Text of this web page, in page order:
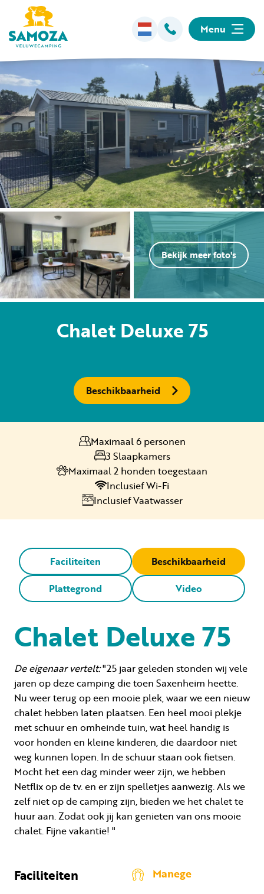
Menu
Overnachten
Faciliteiten
Animatie
Omgeving
Informatie
Kamperen
Huren
Particulier huren
+31 (0) 577 411 283
Gastinformatie
Contact
Werken bij
Mijn Samoza
Bekijk meer foto's
Chalet Deluxe 75
Beschikbaarheid
Maximaal 6 personen
3 Slaapkamers
Maximaal 2 honden toegestaan
Inclusief Wi-Fi
Inclusief Vaatwasser
Faciliteiten
Beschikbaarheid
Plattegrond
Video
Chalet Deluxe 75
De eigenaar vertelt:"25 jaar geleden stonden wij vele
jaren op deze camping die toen Saxenheim heette.
Nu weer terug op een mooie plek, waar we een nieuw
chalet hebben laten plaatsen. Een heel mooi plekje
met schuur en omheinde tuin, wat heel handig is
voor honden en kleine kinderen, die daardoor niet
weg kunnen lopen. In de schuur staan ook fietsen.
Mocht het een dag minder weer zijn, we hebben
Netflix op de tv. en er zijn spelletjes aanwezig. Als we
zelf niet op de camping zijn, bieden we het chalet te
huur aan. Zodat ook jij kan genieten van ons mooie
chalet. Fijne vakantie! "
Faciliteiten Manege